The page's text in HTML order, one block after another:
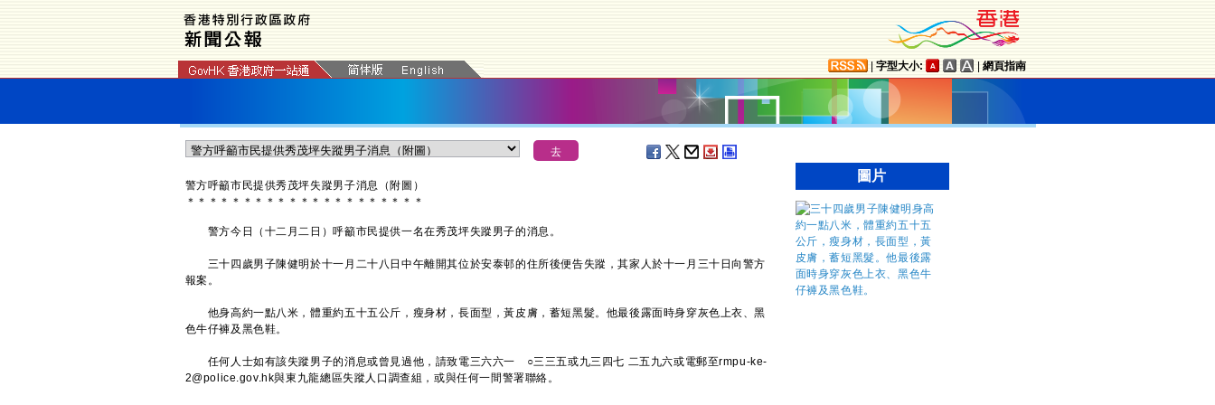
字型大小: 網頁指南
警方呼籲市民提供秀茂坪失蹤男子消息（附圖）
＊ ＊ ＊ ＊ ＊ ＊ ＊ ＊ ＊ ＊ ＊ ＊ ＊ ＊ ＊ ＊ ＊ ＊ ＊ ＊ ＊
警方今日（十二月二日）呼籲市民提供一名在秀茂坪失蹤男子的消息。
三十四歲男子陳健明於十一月二十八日中午離開其位於安泰邨的住所後便告失蹤，其家人於十一月三十日向警方
報案。
他身高約一點八米，體重約五十五公斤，瘦身材，長面型，黃皮膚，蓄短黑髮。他最後露面時身穿灰色上衣、黑
色牛仔褲及黑色鞋。
任何人士如有該失蹤男子的消息或曾見過他，請致電三六六一 ○三三五或九三四七 二五九六或電郵至rmpu-ke-
2@police.gov.hk與東九龍總區失蹤人口調查組，或與任何一間警署聯絡。
圖片